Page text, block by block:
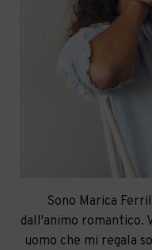
Sono Marica
dall'animo romantico.
uomo che mi regala